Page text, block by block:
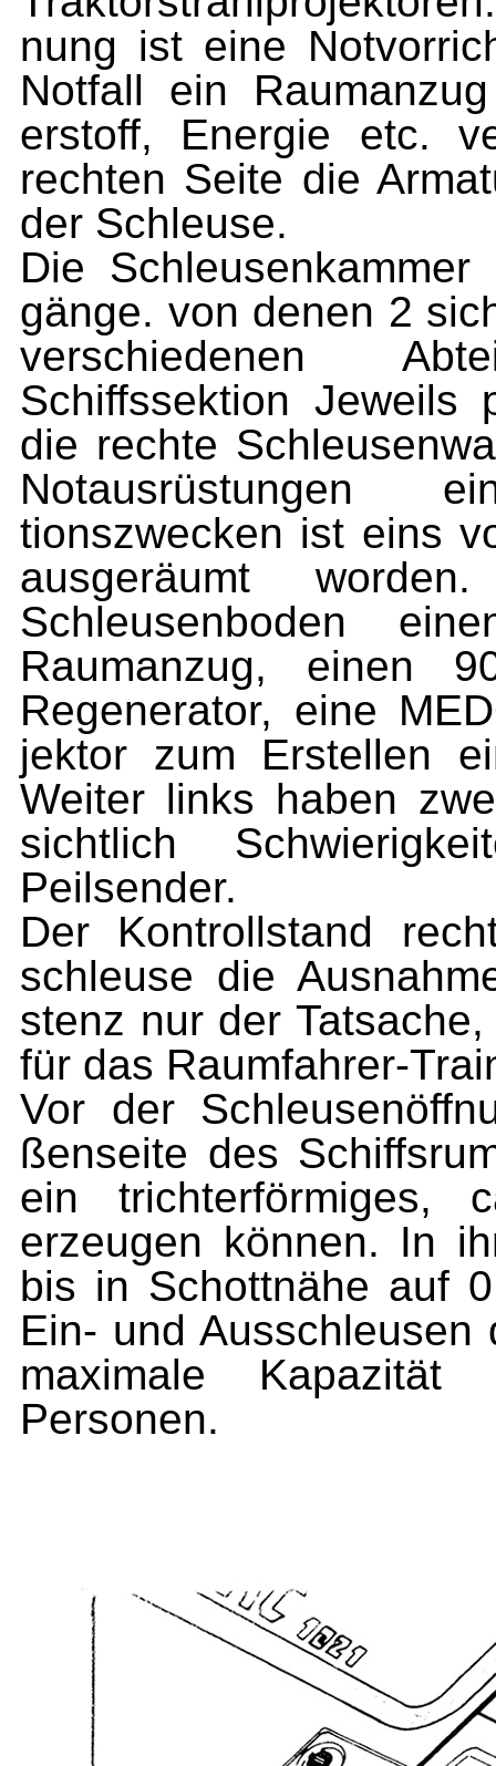
nung ist eine
Notfall ein
erstoff, Energie etc.
rechten Seite die
der Schleuse.
Die
gänge. von denen 2
verschiedenen
Schiffssektion Jeweils
die rechte
Notausrüstungen
tionszwecken ist eins
ausgeräumt
Schleusenboden
Raumanzug, einen
Regenerator, eine
jektor zum Erstellen
Weiter links haben
sichtlich
Peilsender.
Der Kontrollstand
schleuse die
stenz nur der
für das Raumfahrer-
Vor der
ßenseite des
ein trichterförmiges,
erzeugen können. In
bis in Schottnähe auf
Ein- und Ausschleusen
maximale
Personen.